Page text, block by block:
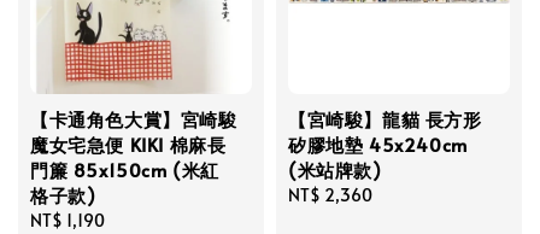
【卡通角色大賞】宮崎駿
魔女宅急便 KIKI 棉麻長
門簾 85x150cm (米紅
格子款)
Regular
NT$ 1,190
【宮崎駿】龍貓 長方形
矽膠地墊 45x240cm
(米站牌款)
Regular
NT$ 2,360